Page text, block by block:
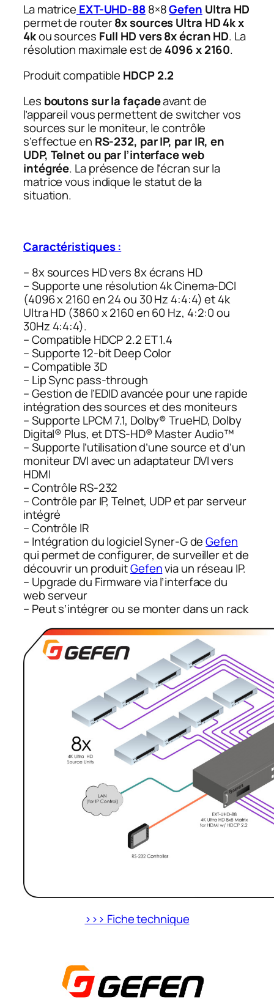
La matrice EXT-UHD-888×8Gefen Ultra HD
permet de router8x sources Ultra HD 4k x
4kou sources Full HD vers 8x écran HD. La
résolution maximale est de 4096 x 2160.
Produit compatible HDCP 2.2
Les boutons sur la façadeavant de
l’appareil vous permettent de switcher vos
sources sur le moniteur, le contrôle
s’effectue en RS-232, par IP, par IR, en
UDP, Telnet ou par l’interface web
intégrée. La présence de l’écran sur la
matrice vous indique le statut de la
situation.
Caractéristiques :
– 8x sources HD vers 8x écrans HD
– Supporte une résolution 4k Cinema-DCI
(4096 x 2160 en 24 ou 30 Hz 4:4:4) et 4k
Ultra HD (3860 x 2160 en 60 Hz, 4:2:0 ou
30Hz 4:4:4).
– Compatible HDCP 2.2 ET 1.4
– Supporte 12-bit Deep Color
– Compatible 3D
– Lip Sync pass-through
– Gestion de l’EDID avancée pour une rapide
intégration des sources et des moniteurs
– Supporte LPCM 7.1, Dolby® TrueHD, Dolby
Digital® Plus, et DTS-HD® Master Audio™
– Supporte l’utilisation d’une source et d’un
moniteur DVI avec un adaptateur DVI vers
HDMI
– Contrôle RS-232
– Contrôle par IP, Telnet, UDP et par serveur
intégré
– Contrôle IR
– Intégration du logiciel Syner-G deGefen
qui permet de configurer, de surveiller et de
découvrir un produitGefenvia un réseau IP.
– Upgrade du Firmware via l’interface du
web serveur
– Peut s’intégrer ou se monter dans un rack
>>> Fiche technique